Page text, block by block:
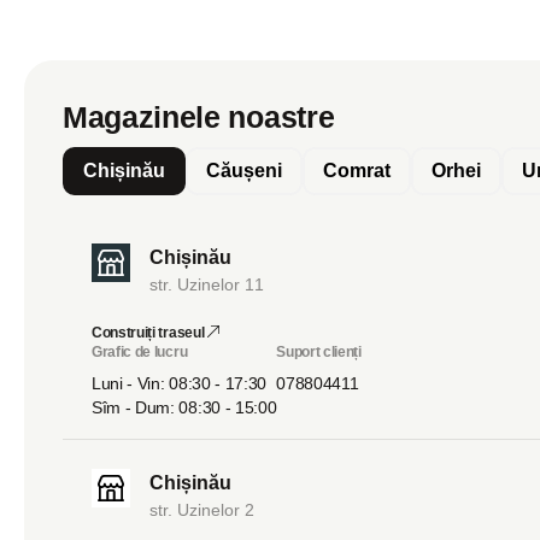
Magazinele noastre
Chișinău Căușeni Comrat Orhei
Chișinău
str. Uzinelor 11
Construiți traseul
Grafic de lucru
Luni - Vin: 08:30 - 17:30
Sîm - Dum: 08:30 - 15:00
Suport clienți
078804411
Chișinău
str. Uzinelor 2